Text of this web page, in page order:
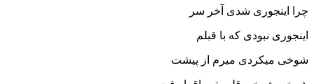
چرا اینجوری شدی آخر سر
اینجوری نبودی که با قبلم
شوخی میکردی میرم از پیشت